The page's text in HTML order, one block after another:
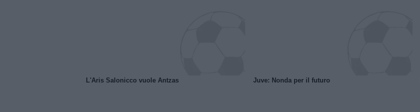
L'Aris Salonicco vuole Antzas Juve: Nonda per il futuro